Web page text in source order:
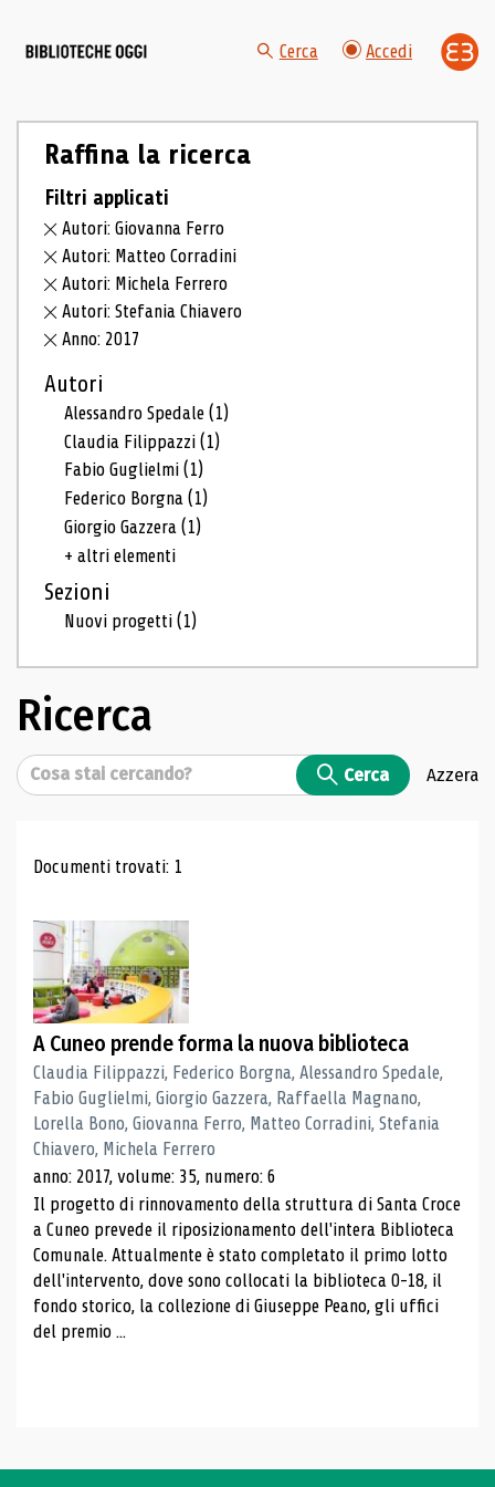
Cerca Accedi
Raffina la ricerca
Filtri applicati
Autori: Giovanna Ferro
Autori: Matteo Corradini
Autori: Michela Ferrero
Autori: Stefania Chiavero
Anno: 2017
Autori
Alessandro Spedale(1)
Claudia Filippazzi(1)
Fabio Guglielmi(1)
Federico Borgna(1)
Giorgio Gazzera(1)
+ altri elementi
Sezioni
Nuovi progetti(1)
Ricerca
Cerca Cerca Azzera
Risultati di ricerca
Documenti trovati: 1
A Cuneo prende forma la nuova biblioteca
Claudia Filippazzi, Federico Borgna, Alessandro Spedale,
Fabio Guglielmi, Giorgio Gazzera, Raffaella Magnano,
Lorella Bono, Giovanna Ferro, Matteo Corradini, Stefania
Chiavero, Michela Ferrero
anno: 2017, volume: 35, numero: 6
Il progetto di rinnovamento della struttura di Santa Croce
a Cuneo prevede il riposizionamento dell'intera Biblioteca
Comunale. Attualmente è stato completato il primo lotto
dell'intervento, dove sono collocati la biblioteca 0-18, il
fondo storico, la collezione di Giuseppe Peano, gli uffici
del premio ...